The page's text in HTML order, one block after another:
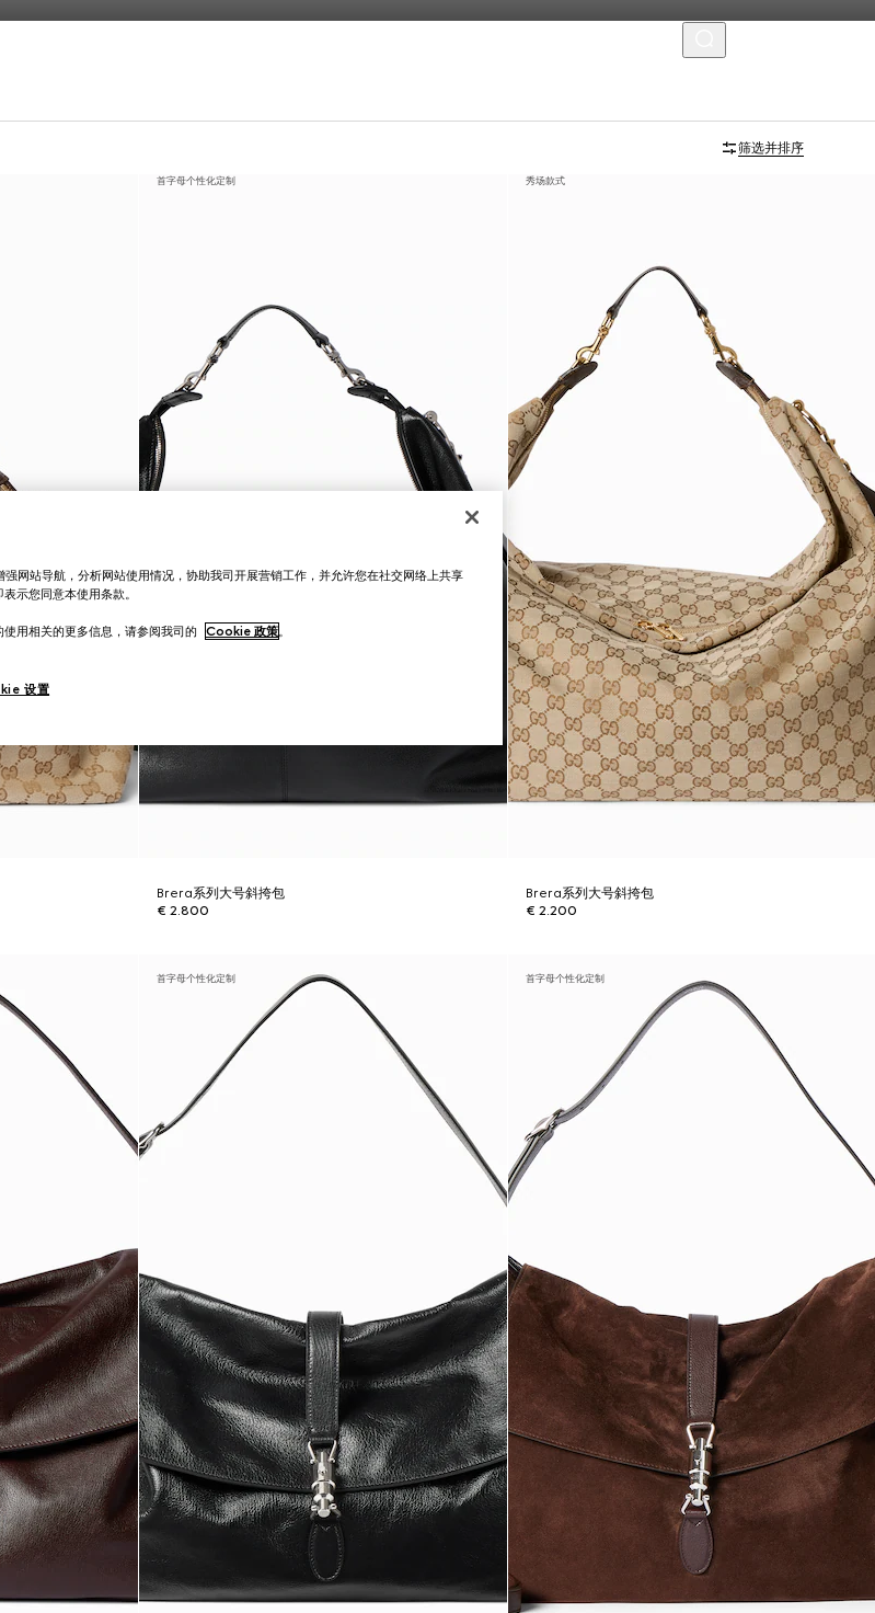
筛选并排序
首字母个性化定制
Brera系列大号斜挎包
€ 2.800
秀场款式
Brera系列大号斜挎包
€ 2.200
首字母个性化定制 首字母个性化定制
网站导航，分析网站使用情况，协助我司开展营销工作，并允许您在社交网络上共享
示您同意本使用条款。
用相关的更多信息，请参阅我司的 Cookie 政策。
设置